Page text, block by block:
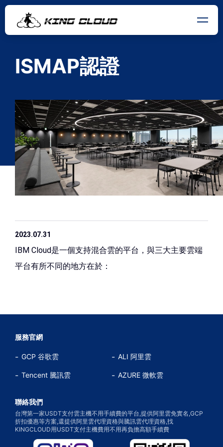
ISMAP認證
2023.07.31
IBM Cloud是一個支持混合雲的平台，與三大主要雲端
平台有所不同的地方在於：
服務官網
GCP 谷歌雲 ALI 阿里雲
Tencent 騰訊雲 AZURE 微軟雲
聯絡我們
台灣第一家USDT支付雲主機不用手續費的平台,提供阿里雲免實名,GCP
折扣優惠等方案,還提供阿里雲代理資格與騰訊雲代理資格,找
KINGCLOUD用USDT支付主機費用不用再負擔高額手續費